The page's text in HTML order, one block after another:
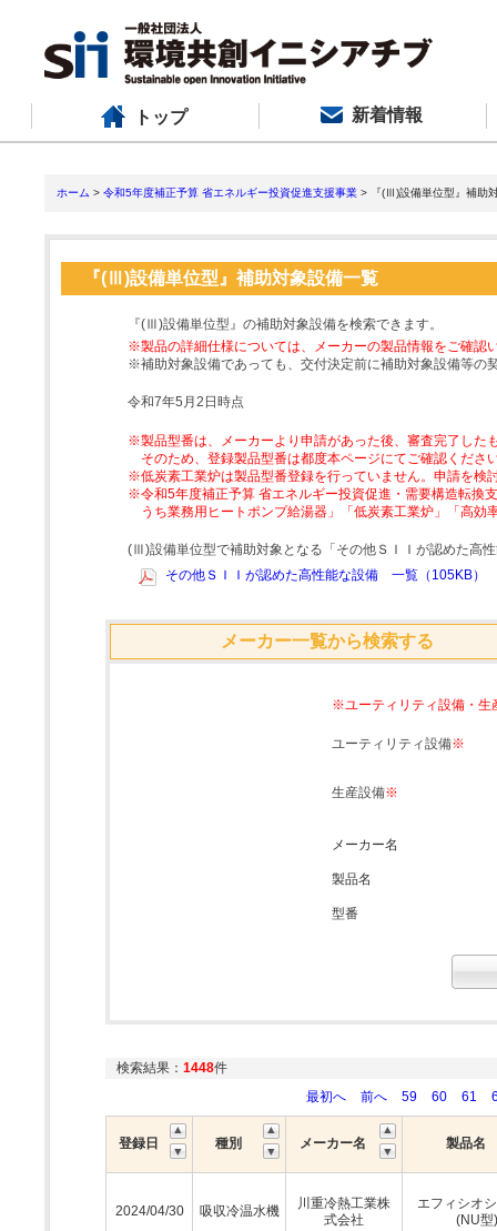
トップ 新着情報
ホーム > 令和5年度補正予算 省エネルギー投資促進支援事業 > 『(Ⅲ)設備単位型』補助
『(Ⅲ)設備単位型』補助対象設備一覧
『(Ⅲ)設備単位型』の補助対象設備を検索できます。
※製品の詳細仕様については、メーカーの製品情報をご確認
※補助対象設備であっても、交付決定前に補助対象設備等の
令和7年5月2日時点
※製品型番は、メーカーより申請があった後、審査完了した
そのため、登録製品型番は都度本ページにてご確認くださ
※低炭素工業炉は製品型番登録を行っていません。申請を検
※令和5年度補正予算 省エネルギー投資促進・需要構造転換
うち業務用ヒートポンプ給湯器」「低炭素工業炉」「高
(Ⅲ)設備単位型で補助対象となる「その他ＳＩＩが認めた高
その他ＳＩＩが認めた高性能な設備 一覧（105KB）
メーカー一覧から検索する
※ユーティリティ設備・生
ユーティリティ設備※
生産設備※
メーカー名
製品名
型番
検索結果： 1448件
最初へ
前へ 59 60 61
登録日 種別 メーカー名 製品名
2024/04/30 吸収冷温水機
川重冷熱工業株
式会社
エフィシオ
(NU型)